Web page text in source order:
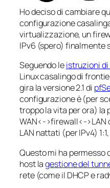
Ho deciso di cambiare
configurazione
virtualizzazione, un
IPv6 (spero) finalmente
Seguendo leistruzioni
Linux casalingo di
gira la versione 2.1 di
configurazione è (per
troppo la vita per ora) la
WAN<->firewall<->LAN
LAN nattati (per IPv4)
Questo mi ha permesso
host lagestione del
rete (come il DHCP e